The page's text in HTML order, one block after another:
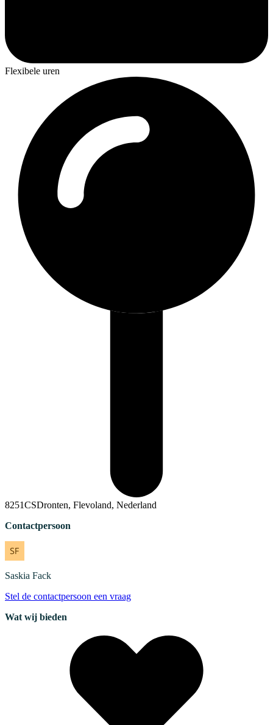
Flexibele uren
8251CSDronten, Flevoland, Nederland
Contactpersoon
Saskia Fack
Stel de contactpersoon een vraag
Wat wij bieden